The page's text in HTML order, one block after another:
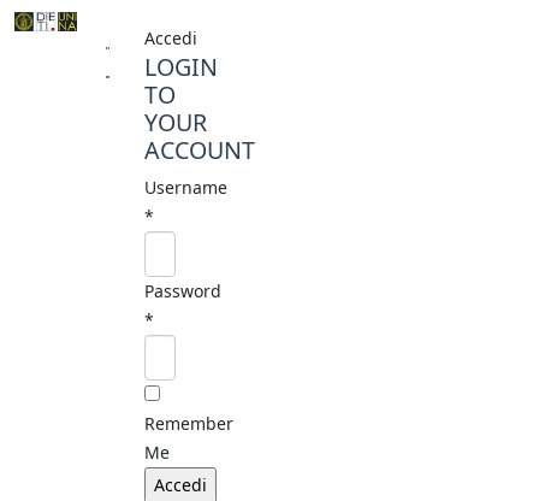
Accedi
LOGIN
TO
YOUR
ACCOUNT
Username
*
Password
*
Remember
Me